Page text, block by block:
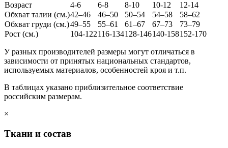
Возраст 4-6 6-8 8-10 10-12
12-14
Обхват талии (см.)42–46 46–50 50–54 54–58
58–62
Обхват груди (см.)49–55 55–61 61–67 67–73
73–79
Рост (см.)
104-122116-134128-146140-158152-170
У разных производителей размеры могут отличаться в
зависимости от принятых национальных стандартов,
используемых материалов, особенностей кроя и т.п.
В таблицах указано приблизительное соответствие
российским размерам.
×
Ткани и состав